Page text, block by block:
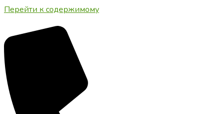
Перейти к содержимому